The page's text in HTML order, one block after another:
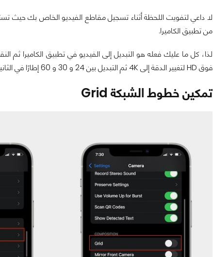
لا داعي لتفويت اللحظة أثناء تسجيل مقاطع الفيديو الخاص بك حيث
من تطبيق الكاميرا.
لذا، كل ما عليك فعله هو التبديل إلى الفيديو في تطبيق الكاميرا ثم
فوق HD لتغيير الدقة إلى 4K ثم التبديل بين 24 و 30 و 60 إطارًا في الثانية من أجل تسجيل مقاطع فيديو أكثر سلاسة.
تمكين خطوط الشبكة Grid